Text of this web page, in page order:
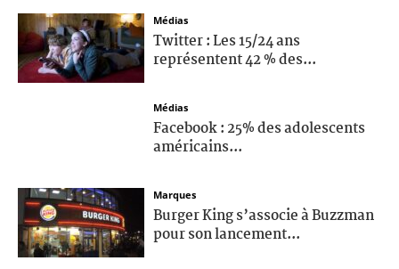
Médias
Twitter : Les 15/24 ans
représentent 42 % des...
Médias
Facebook : 25% des adolescents
américains...
Marques
Burger King s’associe à Buzzman
pour son lancement...